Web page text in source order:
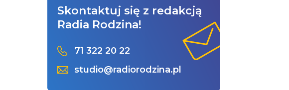
Skontaktuj się z redakcją
Radia Rodzina!
71 322 20 22
studio@radiorodzina.pl